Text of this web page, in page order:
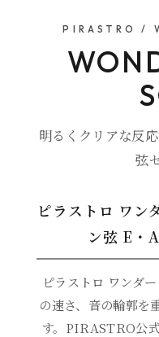
PIRASTRO /
明るくクリアな反
弦
ピラストロ ワン
ン弦 E・
ピラストロ ワンダ
の速さ、音の輪郭を
す。PIRASTRO公